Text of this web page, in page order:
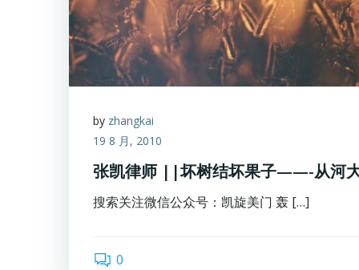
by zhangkai
19 8 月, 2010
张凯律师 ||坏树结坏果子——-从河
搜索关注微信公众号：凯旋美门 轰 […]
0